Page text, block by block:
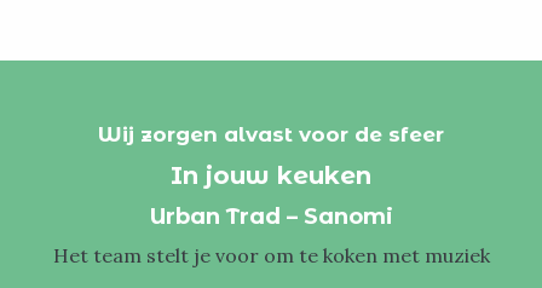
Wij zorgen alvast voor de sfeer
In jouw keuken
Urban Trad – Sanomi
Het team stelt je voor om te koken met muziek